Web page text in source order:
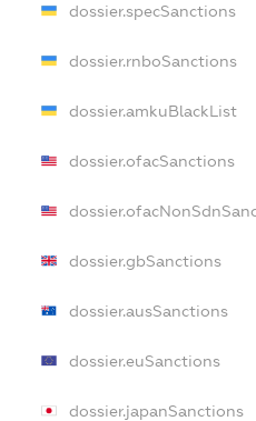
dossier.specSanctions
dossier.rnboSanctions
dossier.amkuBlackList
dossier.ofacSanctions
dossier.gbSanctions
dossier.ausSanctions
dossier.euSanctions
dossier.japanSanctions